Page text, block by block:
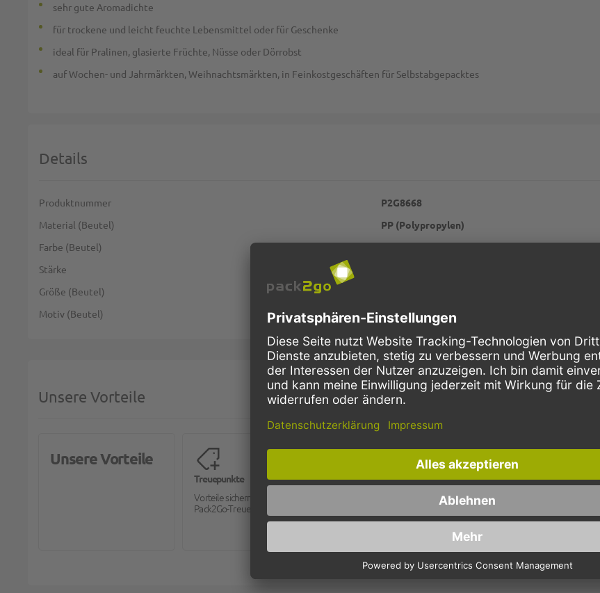
sehr gute Aromadichte
für trockene und leicht feuchte Lebensmittel oder für Geschenke
ideal für Pralinen, glasierte Früchte, Nüsse oder Dörrobst
auf Wochen- und Jahrmärkten, Weihnachtsmärkten, in Feinkostgeschäften für Selbstabgepacktes
Details
Weitere Informationen
Produktnummer
P2G8668
Material (Beutel)
PP (Polypropylen)
Farbe (Beutel)
transparent
Stärke
Größe (Beutel)
Motiv (Beutel)
Goldsterne
Unsere Vorteile
Unsere Vorteile
Treuepunkte
Vorteile sichern mit dem
Pack2Go-Treueprogramm.
Schnelle Lieferung
werden in der Regel noch am
selben Tag verschickt.
Kostenloser Versand
Innerhalb Deutschlands, bei
Bestellungen ab 150,- Euro
Netto-Warenwert.